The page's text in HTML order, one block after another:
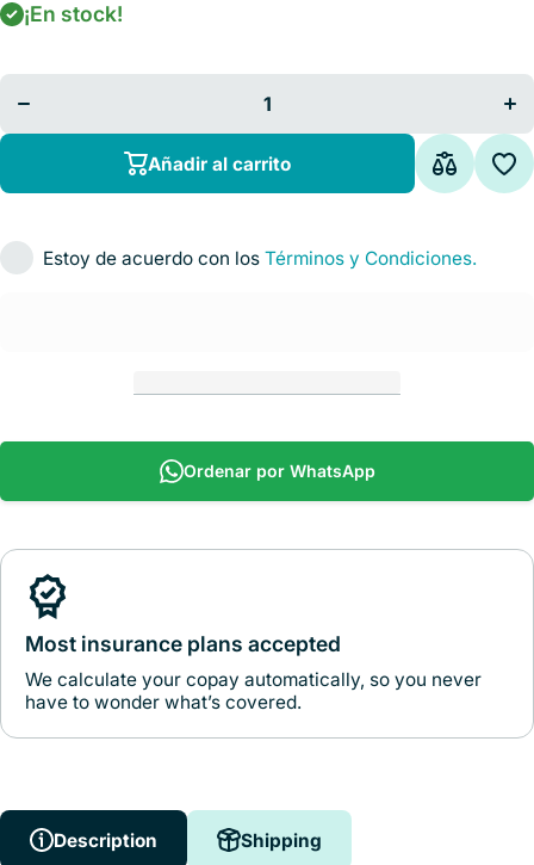
¡En stock!
Caja con 25 Páneles -
Detección de DrogasAñadir al carrito
Estoy de acuerdo con los Términos y Condiciones.
Ordenar por WhatsApp
Most insurance plans accepted
We calculate your copay automatically, so you never
have to wonder what’s covered.
Description Shipping